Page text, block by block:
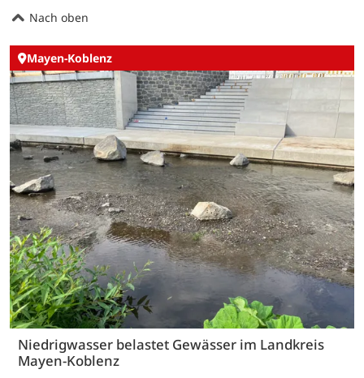
Nach oben
Mayen-Koblenz
Niedrigwasser belastet Gewässer im Landkreis
Mayen-Koblenz